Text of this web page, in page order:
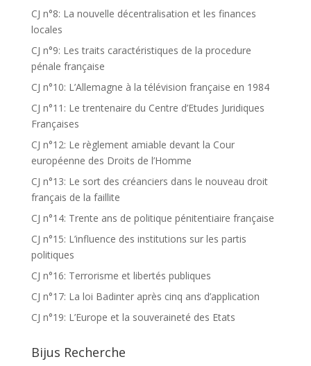
CJ n°8: La nouvelle décentralisation et les finances
locales
CJ n°9: Les traits caractéristiques de la procedure
pénale française
CJ n°10: L’Allemagne à la télévision française en 1984
CJ n°11: Le trentenaire du Centre d’Etudes Juridiques
Françaises
CJ n°12: Le règlement amiable devant la Cour
européenne des Droits de l’Homme
CJ n°13: Le sort des créanciers dans le nouveau droit
français de la faillite
CJ n°14: Trente ans de politique pénitentiaire française
CJ n°15: L’influence des institutions sur les partis
politiques
CJ n°16: Terrorisme et libertés publiques
CJ n°17: La loi Badinter après cinq ans d’application
CJ n°19: L’Europe et la souveraineté des Etats
Bijus Recherche